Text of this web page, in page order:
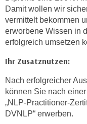
Damit wollen wir
vermittelt bekommen
erworbene Wissen in
erfolgreich umsetzen
Ihr Zusatznutzen:
Nach erfolgreicher
können Sie nach
„NLP-Practitioner-
DVNLP“ erwerben.